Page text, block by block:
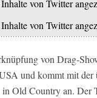
von Twitter
von Twitter
von Drag-
und kommt mit
in Old Country an.